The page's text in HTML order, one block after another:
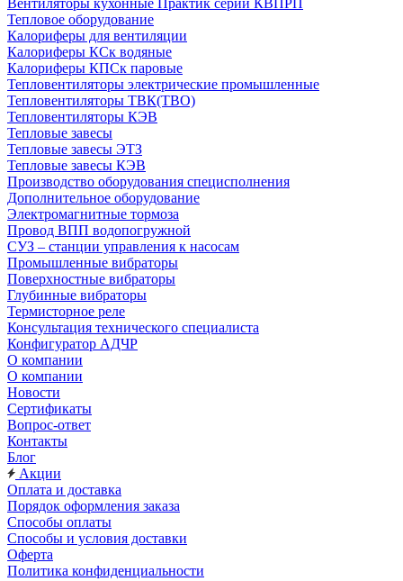
Вентиляторы кухонные Практик серии КВПРП
Тепловое оборудование
Калориферы для вентиляции
Калориферы КСк водяные
Калориферы КПСк паровые
Тепловентиляторы электрические промышленные
Тепловентиляторы ТВК(ТВО)
Тепловентиляторы КЭВ
Тепловые завесы
Тепловые завесы ЭТЗ
Тепловые завесы КЭВ
Производство оборудования специсполнения
Дополнительное оборудование
Электромагнитные тормоза
Провод ВПП водопогружной
СУЗ – станции управления к насосам
Промышленные вибраторы
Поверхностные вибраторы
Глубинные вибраторы
Термисторное реле
Консультация технического специалиста
Конфигуратор АДЧР
О компании
О компании
Новости
Сертификаты
Вопрос-ответ
Контакты
Блог
Акции
Оплата и доставка
Порядок оформления заказа
Способы оплаты
Способы и условия доставки
Оферта
Политика конфиденциальности